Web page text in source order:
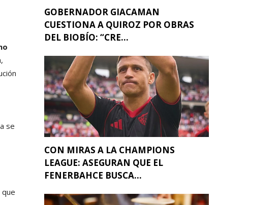
se
GOBERNADOR GIACAMAN
CUESTIONA A QUIROZ POR OBRAS
DEL BIOBÍO: “CRE...
CON MIRAS A LA CHAMPIONS
LEAGUE: ASEGURAN QUE EL
FENERBAHCE BUSCA...